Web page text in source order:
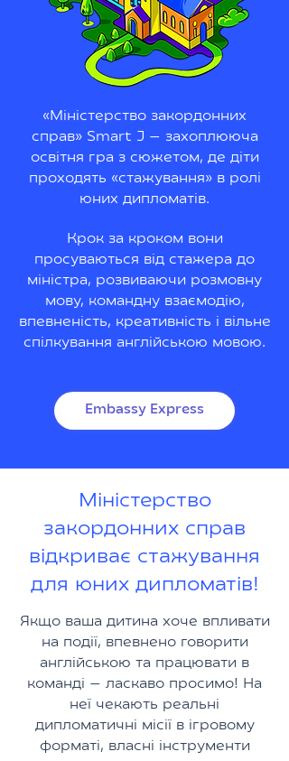
«Міністерство закордонних
справ» Smart J — захоплююча
освітня гра з сюжетом, де діти
проходять «стажування» в ролі
юних дипломатів.
Крок за кроком вони
просуваються від стажера до
міністра, розвиваючи розмовну
мову, командну взаємодію,
впевненість, креативність і вільне
спілкування англійською мовою.
Embassy Express
Міністерство
закордонних справ
відкриває стажування
для юних дипломатів!
Якщо ваша дитина хоче впливати
на події, впевнено говорити
англійською та працювати в
команді — ласкаво просимо! На
неї чекають реальні
дипломатичні місії в ігровому
форматі, власні інструменти